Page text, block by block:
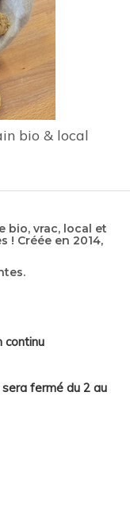
bio & local
bio, vrac, local et
! Créée en 2014,
continu
fermé du 2 au